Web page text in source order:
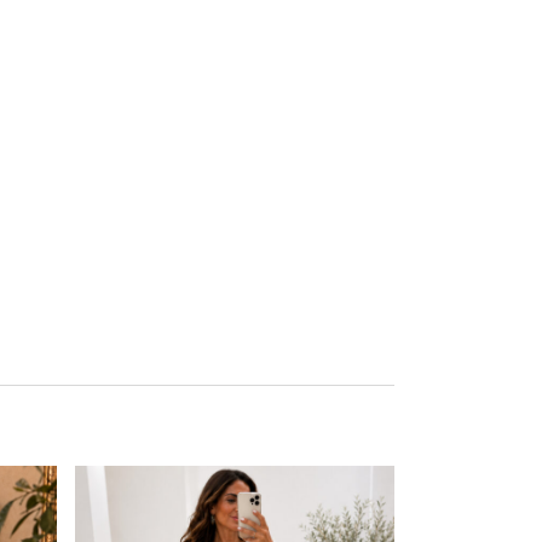
Este producto tiene múltiples variantes. Las opciones se pueden elegir en la página de producto